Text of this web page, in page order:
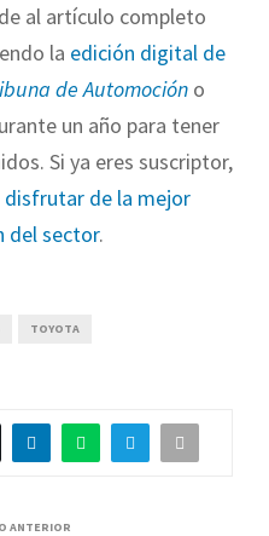
al artículo completo
la edición digital de
de Automoción o
un año para tener
Si ya eres suscriptor,
disfrutar de la mejor
del sector.
TOYOTA
ANTERIOR